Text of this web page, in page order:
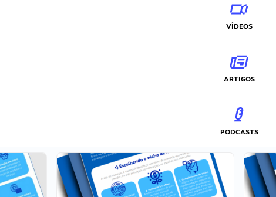
VÍDEOS
ARTIGOS
PODCASTS